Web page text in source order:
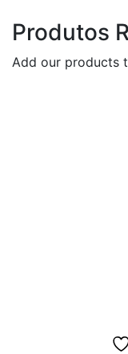
Produtos
Add our products